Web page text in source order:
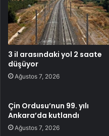
3 il arasındaki yol 2 saate
düşüyor
Ağustos 7, 2026
Çin Ordusu’nun 99. yılı
Ankara’da kutlandı
Ağustos 7, 2026